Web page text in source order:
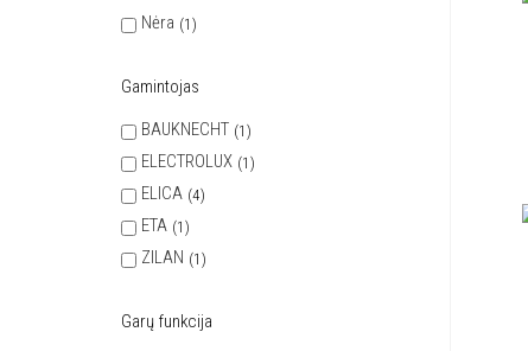
Nėra
1
Gamintojas
BAUKNECHT 1
ELECTROLUX 1
ELICA 4
ETA 1
ZILAN 1
Garų funkcija